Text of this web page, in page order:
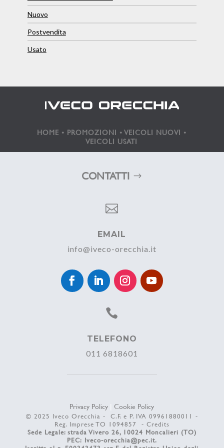
Nuovo
Postvendita
Usato
HOME • PROMOZIONI •VEICOLI NUOVI •
VEICOLI USATI
CONTATTI

EMAIL
info@iveco-orecchia.it

TELEFONO
011 6818601
Privacy Policy |Cookie Policy
© 2025 Iveco Orecchia - C.F. e P. IVA 09961880011 -
Reg. Imprese TO 1094857 - Credits
Sede Legale: strada Vivero 26, 10024 Moncalieri (TO)
PEC: Iveco-orecchia@pec.it.